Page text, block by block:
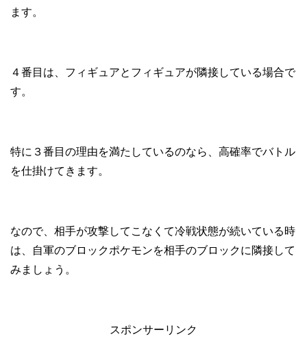
ます。
４番目は、フィギュアとフィギュアが隣接している場合で
す。
特に３番目の理由を満たしているのなら、高確率でバトル
を仕掛けてきます。
なので、相手が攻撃してこなくて冷戦状態が続いている時
は、自軍のブロックポケモンを相手のブロックに隣接して
みましょう。
スポンサーリンク